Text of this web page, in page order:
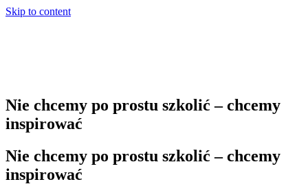
Skip to content
Nie chcemy po prostu szkolić – chcemy
inspirować
Nie chcemy po prostu szkolić – chcemy
inspirować